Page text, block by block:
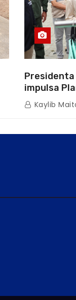
Presidenta
impulsa
Guaira
Kaylib